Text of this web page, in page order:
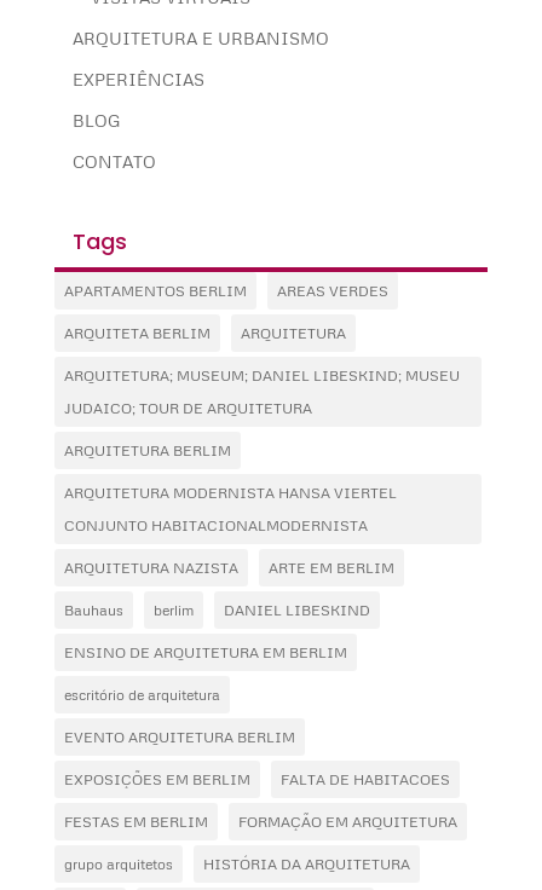
ARQUITETURA E URBANISMO
EXPERIÊNCIAS
BLOG
CONTATO
Tags
APARTAMENTOS BERLIM AREAS VERDES
ARQUITETA BERLIM ARQUITETURA
ARQUITETURA; MUSEUM; DANIEL LIBESKIND; MUSEU
JUDAICO; TOUR DE ARQUITETURA
ARQUITETURA BERLIM
ARQUITETURA MODERNISTA HANSA VIERTEL
CONJUNTO HABITACIONALMODERNISTA
ARQUITETURA NAZISTA ARTE EM BERLIM
Bauhaus berlim DANIEL LIBESKIND
ENSINO DE ARQUITETURA EM BERLIM
escritório de arquitetura
EVENTO ARQUITETURA BERLIM
EXPOSIÇÕES EM BERLIM FALTA DE HABITACOES
FESTAS EM BERLIM FORMAÇÃO EM ARQUITETURA
grupo arquitetos HISTÓRIA DA ARQUITETURA